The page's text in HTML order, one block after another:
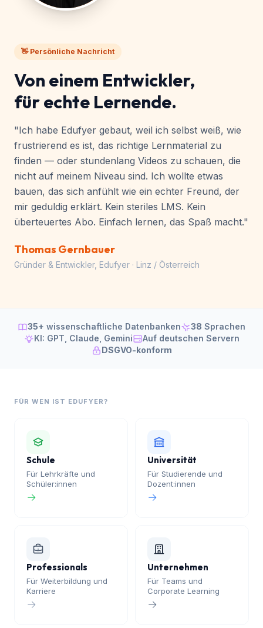
👋 Persönliche Nachricht
Von einem Entwickler,
für echte Lernende.
"Ich habe Edufyer gebaut, weil ich selbst weiß, wie
frustrierend es ist, das richtige Lernmaterial zu
finden — oder stundenlang Videos zu schauen, die
nicht auf meinem Niveau sind. Ich wollte etwas
mir geduldig erklärt. Kein steriles LMS. Kein
überteuertes Abo. Einfach lernen, das Spaß macht."
FÜR WEN IST EDUFYER?
Schule
→
Universität
→
Professionals Unternehmen